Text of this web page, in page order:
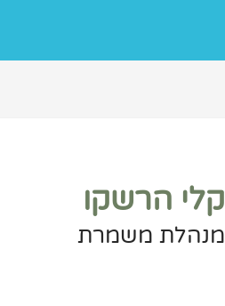
קלי הרשקו
מנהלת משמרת